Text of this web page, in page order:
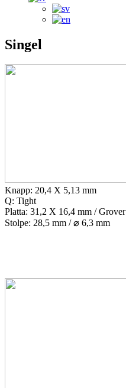
Singel
Knapp: 20,4 X 5,13 mm
Q: Tight
Platta: 31,2 X 16,4 mm / Grover
Stolpe: 28,5 mm / ⌀ 6,3 mm